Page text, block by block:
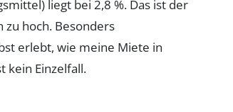
liegt bei 2,8 %. Das ist der
hoch. Besonders
erlebt, wie meine Miete in
kein Einzelfall.